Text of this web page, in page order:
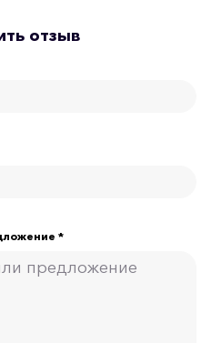
отзыв
*